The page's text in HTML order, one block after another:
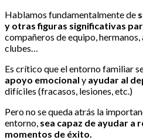
Hablamos fundamentalmente de
y otras figuras significativas
compañeros de equipo,
clubes…
Es crítico que el entorno familiar
apoyo emocional y ayudar al
difíciles (fracasos, lesiones, etc.)
Pero no se queda atrás la
entorno, sea capaz de ayudar a
momentos de éxito.